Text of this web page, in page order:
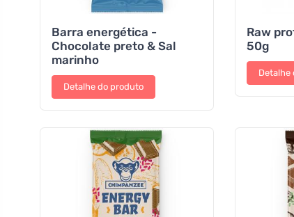
Barra energética -
Chocolate preto & Sal
marinho
Detalhe do produto
Raw
50g
Detalhe